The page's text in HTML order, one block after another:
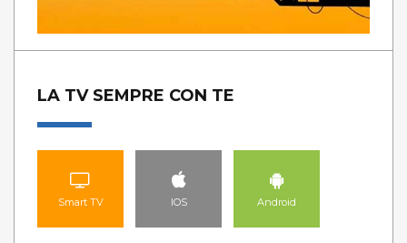
LA TV SEMPRE CON TE
Smart TV IOS Android